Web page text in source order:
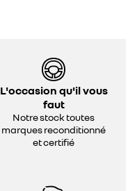
L'occasion qu'il vous
faut
Notre stock toutes
marques reconditionné
et certifié